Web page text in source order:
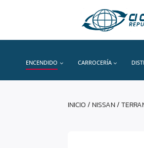
ENCENDIDO CARROCERÍA
INICIO/ NISSAN/